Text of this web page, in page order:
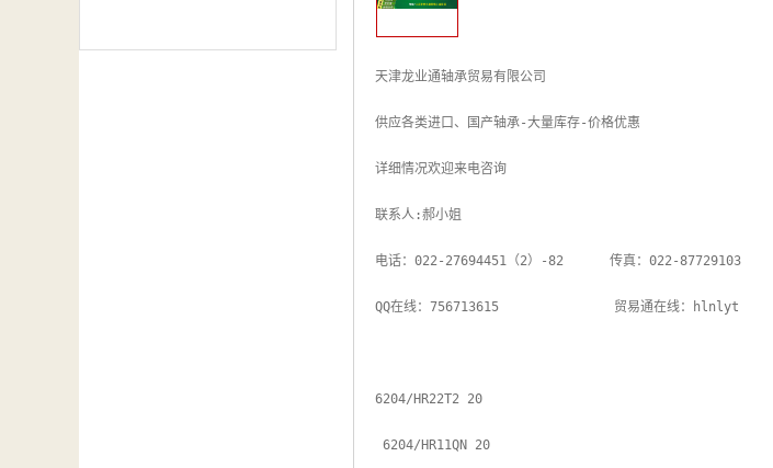
天津龙业通轴承贸易有限公司
供应各类进口、国产轴承-大量库存-价格优惠
详细情况欢迎来电咨询
联系人:郝小姐
电话：022-27694451（2）-82      传真：022-87729103
QQ在线：756713615               贸易通在线：hlnlyt
6204/HR22T2 20